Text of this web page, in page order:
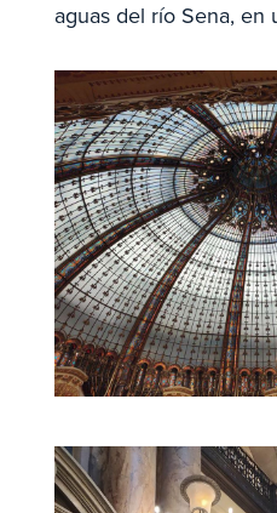
aguas del río Sena, en